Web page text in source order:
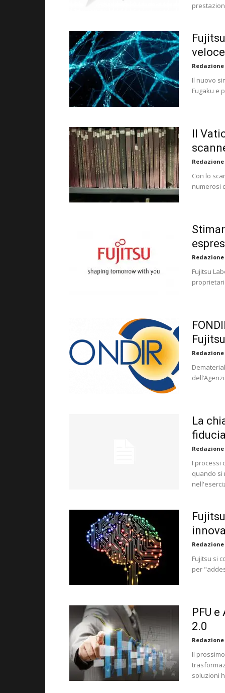
Il nuovo
Fugaku e
Il
Con lo
numerosi
Fujitsu
La
fiducia
I processi
quando si
Fujitsu si
per
PFU
2.0
Il
soluzioni